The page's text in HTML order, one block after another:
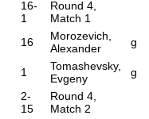
16-
1
Round 4,
Match 1
16
Morozevich,
Alexander
g
1
Tomashevsky,
Evgeny
g
2-
15
Round 4,
Match 2